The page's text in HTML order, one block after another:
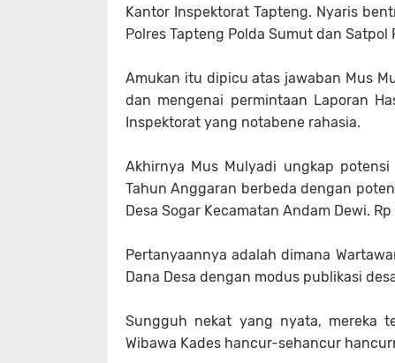
Kantor Inspektorat Tapteng. Nyaris
Polres Tapteng Polda Sumut dan Satpol
Amukan itu dipicu atas jawaban Mus
dan mengenai permintaan Laporan
Inspektorat yang notabene rahasia.
Akhirnya Mus Mulyadi ungkap potensi
Tahun Anggaran berbeda dengan
Desa Sogar Kecamatan Andam Dewi.
Pertanyaannya adalah dimana
Dana Desa dengan modus publikasi
Sungguh nekat yang nyata, mereka
Wibawa Kades hancur-sehancur